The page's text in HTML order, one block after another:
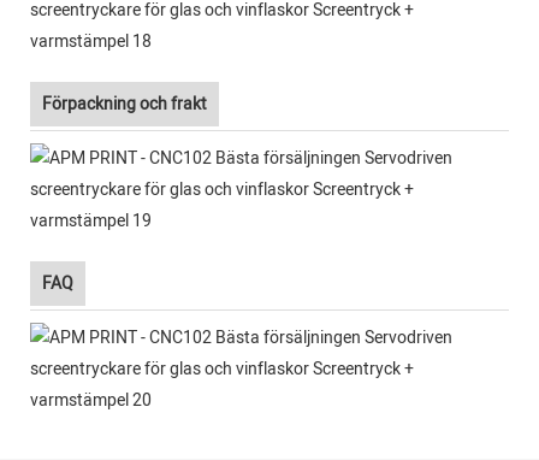
Förpackning och frakt
FAQ